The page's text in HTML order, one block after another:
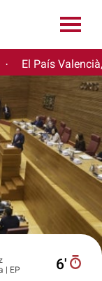
· El País
| EP
6′